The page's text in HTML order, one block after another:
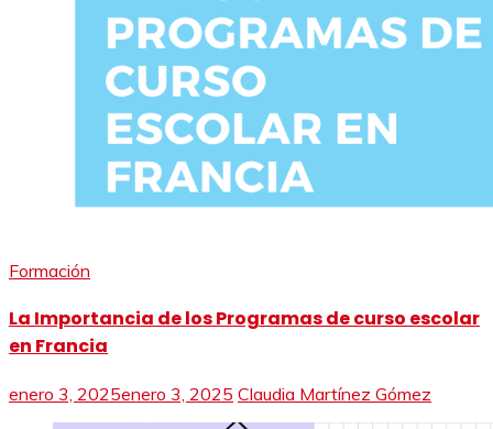
Formación
La Importancia de los Programas de curso escolar
en Francia
enero 3, 2025enero 3, 2025 Claudia Martínez Gómez